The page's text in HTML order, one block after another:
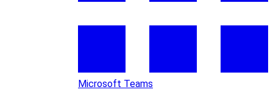
Microsoft Teams